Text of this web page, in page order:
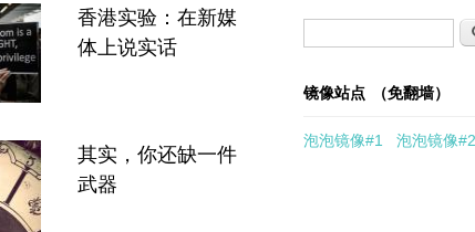
香港实验：在新媒
体上说实话
其实，你还缺一件
武器
搜
镜像站点 （免翻墙）
泡泡镜像#1 泡泡镜像#2